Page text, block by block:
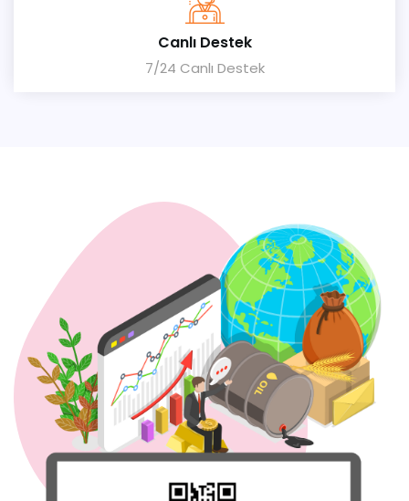
Canlı Destek
7/24 Canlı Destek